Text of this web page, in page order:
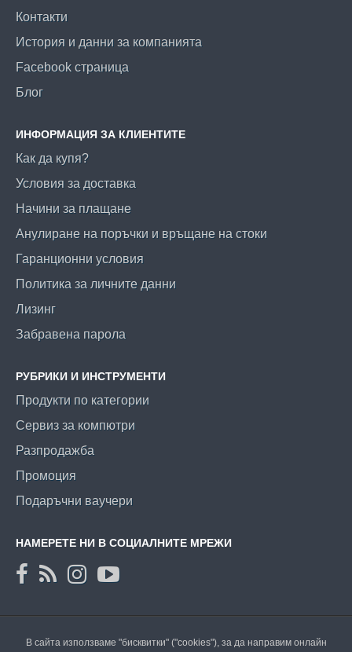
Контакти
История и данни за компанията
Facebook страница
Блог
ИНФОРМАЦИЯ ЗА КЛИЕНТИТЕ
Как да купя?
Условия за доставка
Начини за плащане
Анулиране на поръчки и връщане на стоки
Гаранционни условия
Политика за личните данни
Лизинг
Забравена парола
РУБРИКИ И ИНСТРУМЕНТИ
Продукти по категории
Сервиз за компютри
Разпродажба
Промоция
Подаръчни ваучери
НАМЕРЕТЕ НИ В СОЦИАЛНИТЕ МРЕЖИ
В сайта използваме "бисквитки" ("cookies"), за да направим онлайн